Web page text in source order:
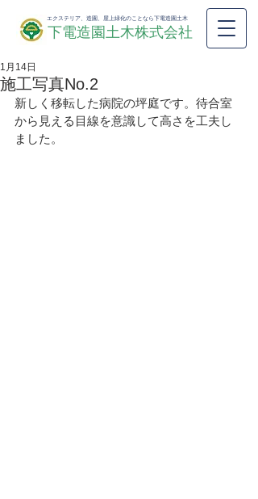
エクステリア、造園、屋上緑化のことなら下電造園土木
下電造園土木株式会社
施工写真No.2
1月14日
新しく移転した病院の坪庭です。待合室
から見える目線を意識して高さを工夫し
ました。